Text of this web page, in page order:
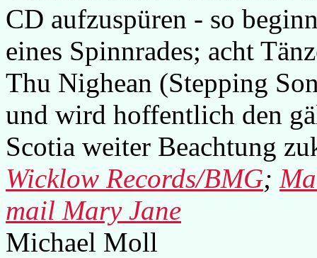
CD aufzuspüren - so
eines Spinnrades; acht
Thu Nighean (Stepping
und wird hoffentlich den
Scotia weiter Beachtung
Wicklow Records/BMG;
mail Mary Jane
Michael Moll